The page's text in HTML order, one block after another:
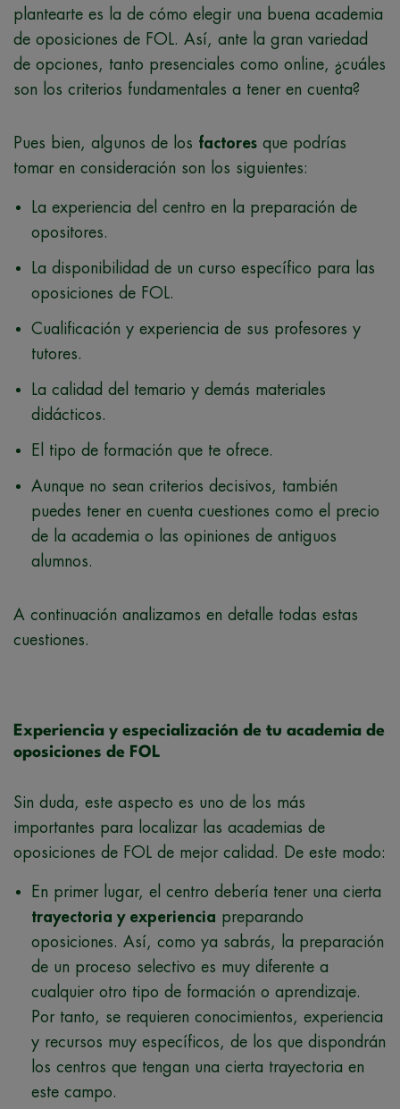
plantearte es la de cómo elegir una buena academia
de oposiciones de FOL. Así, ante la gran variedad
de opciones, tanto presenciales como online, ¿cuáles
son los criterios fundamentales a tener en cuenta?
Pues bien, algunos de los factores que podrías
tomar en consideración son los siguientes:
La experiencia del centro en la preparación de
opositores.
La disponibilidad de un curso específico para las
oposiciones de FOL.
Cualificación y experiencia de sus profesores y
tutores.
La calidad del temario y demás materiales
didácticos.
El tipo de formación que te ofrece.
Aunque no sean criterios decisivos, también
puedes tener en cuenta cuestiones como el precio
de la academia o las opiniones de antiguos
alumnos.
A continuación analizamos en detalle todas estas
cuestiones.
Experiencia y especialización de tu academia de
oposiciones de FOL
Sin duda, este aspecto es uno de los más
importantes para localizar las academias de
oposiciones de FOL de mejor calidad. De este modo:
En primer lugar, el centro debería tener una cierta
trayectoria y experiencia preparando
oposiciones. Así, como ya sabrás, la preparación
de un proceso selectivo es muy diferente a
cualquier otro tipo de formación o aprendizaje.
Por tanto, se requieren conocimientos, experiencia
y recursos muy específicos, de los que dispondrán
los centros que tengan una cierta trayectoria en
este campo.